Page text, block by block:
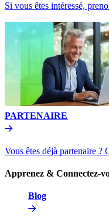
Si vous êtes intéressé,
PARTENAIRE​​
Vous êtes déjà partenaire ?
Apprenez & Connectez-
Blog​​